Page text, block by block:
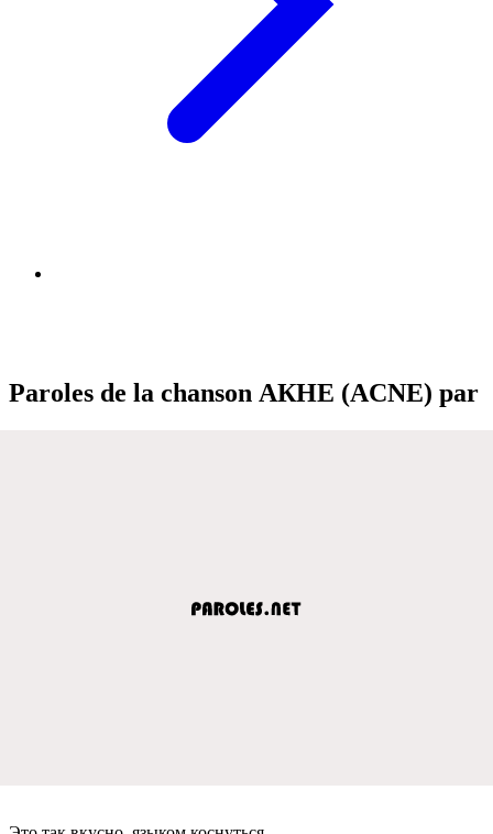
Paroles de la chanson АКНЕ (ACNE) par